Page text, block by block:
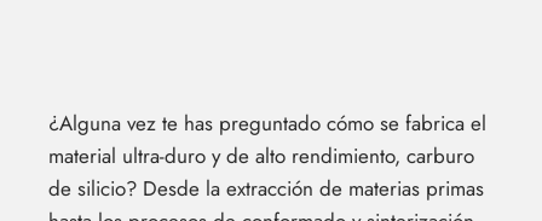
¿Alguna vez te has preguntado cómo se fabrica el
material ultra-duro y de alto rendimiento, carburo
de silicio? Desde la extracción de materias primas